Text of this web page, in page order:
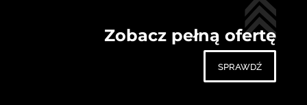
Zobacz pełną ofertę
sprawdź